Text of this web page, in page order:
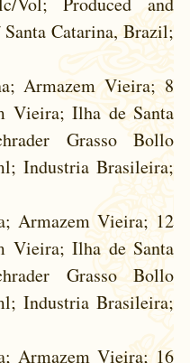
Catarina, Brazil;
Armazem Vieira; 8
Vieira; Ilha de Santa
Grasso Bollo
Industria Brasileira;
Armazem Vieira; 12
Vieira; Ilha de Santa
Grasso Bollo
Industria Brasileira;
Armazem Vieira; 16